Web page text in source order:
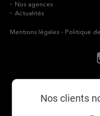
Nos agences
Actualités
Mentions légales - Politique
Nos clients